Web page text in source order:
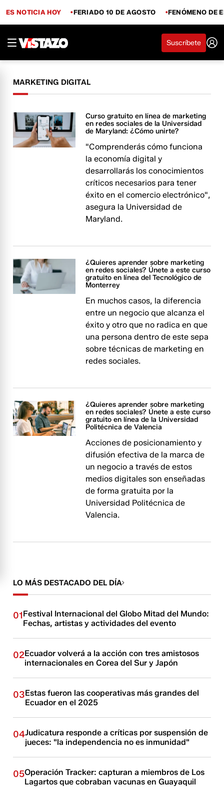
ES NOTICIA HOY FERIADO 10 DE AGOSTO FENÓMENO DE
Suscríbete
MARKETING DIGITAL
Curso gratuito en línea de marketing
en redes sociales de la Universidad
de Maryland: ¿Cómo unirte?
"Comprenderás cómo funciona
la economía digital y
desarrollarás los conocimientos
críticos necesarios para tener
éxito en el comercio electrónico",
asegura la Universidad de
Maryland.
¿Quieres aprender sobre marketing
en redes sociales? Únete a este curso
gratuito en línea del Tecnológico de
Monterrey
En muchos casos, la diferencia
entre un negocio que alcanza el
éxito y otro que no radica en que
una persona dentro de este sepa
sobre técnicas de marketing en
redes sociales.
¿Quieres aprender sobre marketing
en redes sociales? Únete a este curso
gratuito en línea de la Universidad
Politécnica de Valencia
Acciones de posicionamiento y
difusión efectiva de la marca de
un negocio a través de estos
medios digitales son enseñadas
de forma gratuita por la
Universidad Politécnica de
Valencia.
LO MÁS DESTACADO DEL DÍA
01Festival Internacional del Globo Mitad del Mundo:
Fechas, artistas y actividades del evento
02Ecuador volverá a la acción con tres amistosos
internacionales en Corea del Sur y Japón
03Estas fueron las cooperativas más grandes del
Ecuador en el 2025
04Judicatura responde a críticas por suspensión de
jueces: "la independencia no es inmunidad"
05Operación Tracker: capturan a miembros de Los
Lagartos que cobraban vacunas en Guayaquil